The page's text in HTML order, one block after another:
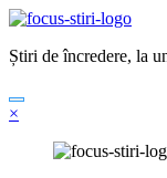
Sari
conținut
Știri de încredere, la
×